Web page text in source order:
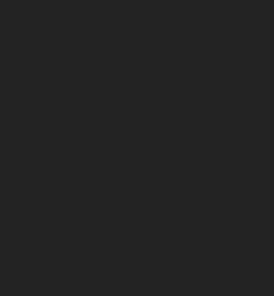
hverdagens glæder